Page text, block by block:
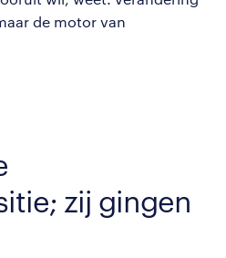
de motor van
zij gingen